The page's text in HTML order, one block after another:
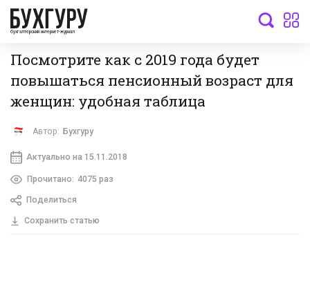
бухгалтерский интернет-журнал
Посмотрите как с 2019 года будет
повышаться пенсионный возраст для
женщин: удобная таблица
Автор: Бухгуру
Актуально на 15.11.2018
Прочитано: 4075 раз
Поделиться
Сохранить статью